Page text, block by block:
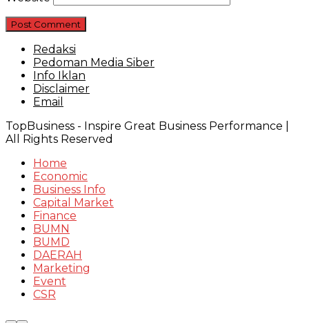
Redaksi
Pedoman Media Siber
Info Iklan
Disclaimer
Email
TopBusiness - Inspire Great Business Performance |
All Rights Reserved
Home
Economic
Business Info
Capital Market
Finance
BUMN
BUMD
DAERAH
Marketing
Event
CSR